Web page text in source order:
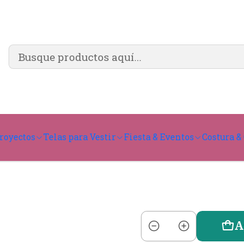
Telas para Vestir Fiesta & Eventos Costura
Cantidad